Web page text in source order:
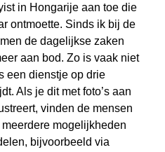
in Hongarije aan toe die
ontmoette. Sinds ik bij de
de dagelijkse zaken
aan bod. Zo is vaak niet
een dienstje op drie
Als je dit met foto’s aan
vinden de mensen
mogelijkheden
bijvoorbeeld via